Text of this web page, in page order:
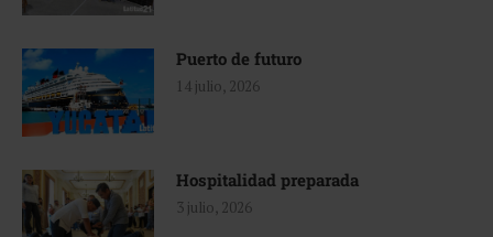
Puerto de futuro
14 julio, 2026
Hospitalidad preparada
3 julio, 2026